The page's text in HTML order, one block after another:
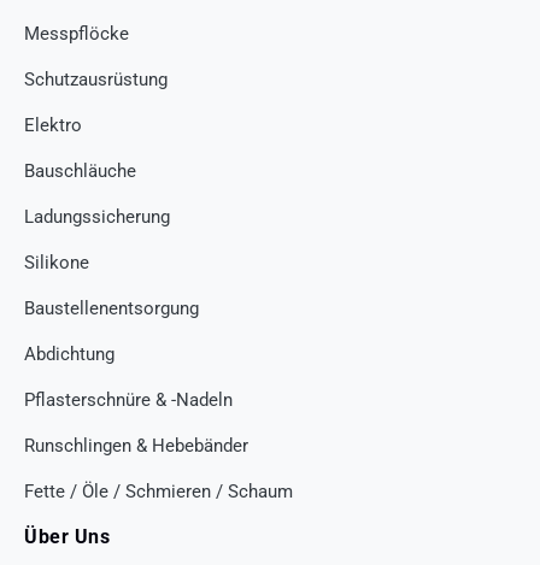
Messpflöcke
Schutzausrüstung
Elektro
Bauschläuche
Ladungssicherung
Silikone
Baustellenentsorgung
Abdichtung
Pflasterschnüre & -Nadeln
Runschlingen & Hebebänder
Fette / Öle / Schmieren / Schaum
Über Uns